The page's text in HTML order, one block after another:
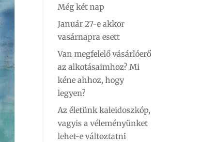
Még két nap
Január 27-e akkor
vasárnapra esett
Van megfelelő vásárlóerő
az alkotásaimhoz? Mi
kéne ahhoz, hogy
legyen?
Az életünk kaleidoszkóp,
vagyis a véleményünket
lehet-e változtatni